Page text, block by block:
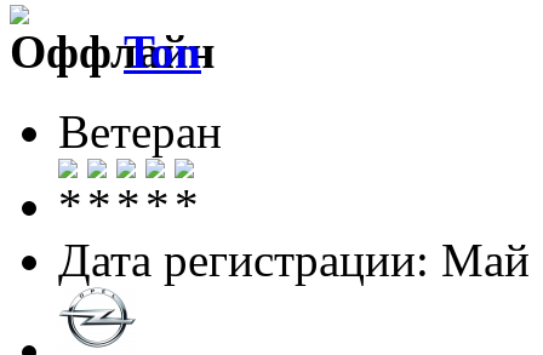
Ton
Ветеран
Дата регистрации: Май